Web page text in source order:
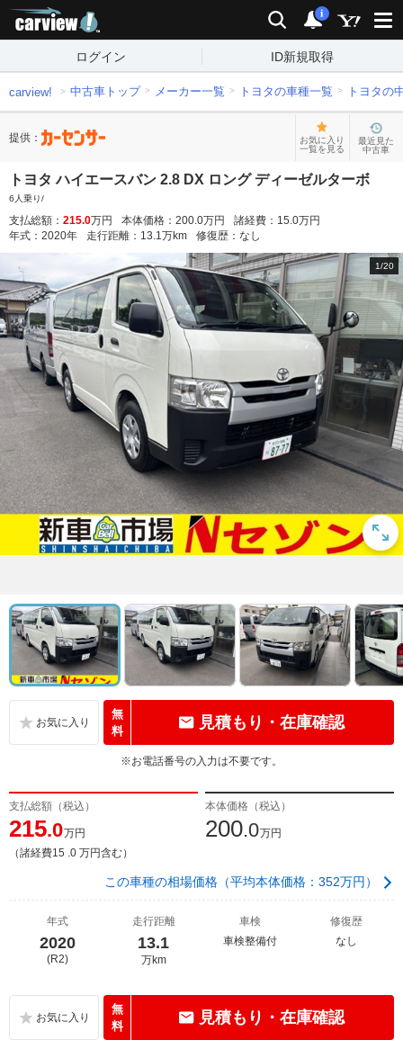
検索 通知
i
ログイン ID新規取得
carview! 中古車トップ メーカー一覧 トヨタの車種一覧 トヨタの
提供：
お気に入り
一覧を見る
最近見た
中古車
トヨタ ハイエースバン 2.8 DX ロング ディーゼルターボ
6人乗り/
支払総額： 215.0万円 本体価格： 200.0万円 諸経費： 15.0万円
年式： 2020年 走行距離： 13.1万km 修復歴： なし
1/20
無
料
見積もり・在庫確認
※お電話番号の入力は不要です。
支払総額（税込）
215.0万円
（諸経費15 .0 万円含む）
本体価格（税込）
200.0万円
この車種の相場価格（平均本体価格：352万円）
年式
2020
(R2)
走行距離
13.1
万km
車検
車検整備付
修復歴
なし
無
料
見積もり・在庫確認